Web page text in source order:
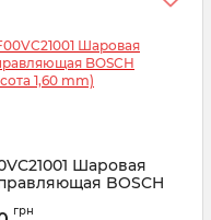
Шаровая
BOSCH
грн